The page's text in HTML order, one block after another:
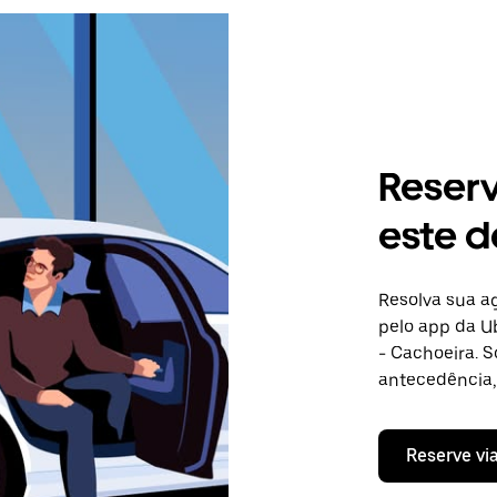
este
Resolva sua
pelo app da
- Cachoeira.
Reserve